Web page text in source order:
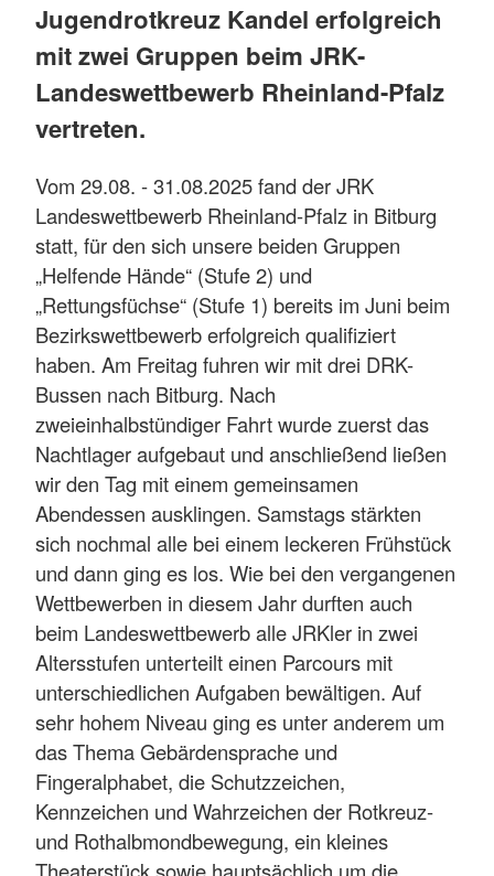
Jugendrotkreuz Kandel erfolgreich
mit zwei Gruppen beim JRK-
Landeswettbewerb Rheinland-Pfalz
vertreten.
Vom 29.08. - 31.08.2025 fand der JRK
Landeswettbewerb Rheinland-Pfalz in Bitburg
statt, für den sich unsere beiden Gruppen
„Helfende Hände“ (Stufe 2) und
„Rettungsfüchse“ (Stufe 1) bereits im Juni beim
Bezirkswettbewerb erfolgreich qualifiziert
haben. Am Freitag fuhren wir mit drei DRK-
Bussen nach Bitburg. Nach
zweieinhalbstündiger Fahrt wurde zuerst das
Nachtlager aufgebaut und anschließend ließen
wir den Tag mit einem gemeinsamen
Abendessen ausklingen. Samstags stärkten
sich nochmal alle bei einem leckeren Frühstück
und dann ging es los. Wie bei den vergangenen
Wettbewerben in diesem Jahr durften auch
beim Landeswettbewerb alle JRKler in zwei
Altersstufen unterteilt einen Parcours mit
unterschiedlichen Aufgaben bewältigen. Auf
sehr hohem Niveau ging es unter anderem um
das Thema Gebärdensprache und
Fingeralphabet, die Schutzzeichen,
Kennzeichen und Wahrzeichen der Rotkreuz-
und Rothalbmondbewegung, ein kleines